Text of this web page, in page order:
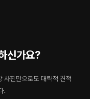
신가요?
사진만으로도 대략적 견적
.